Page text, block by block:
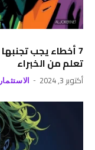
7 أخطاء يجب
تعلم من الخبراء
أكتوبر 3, 2024